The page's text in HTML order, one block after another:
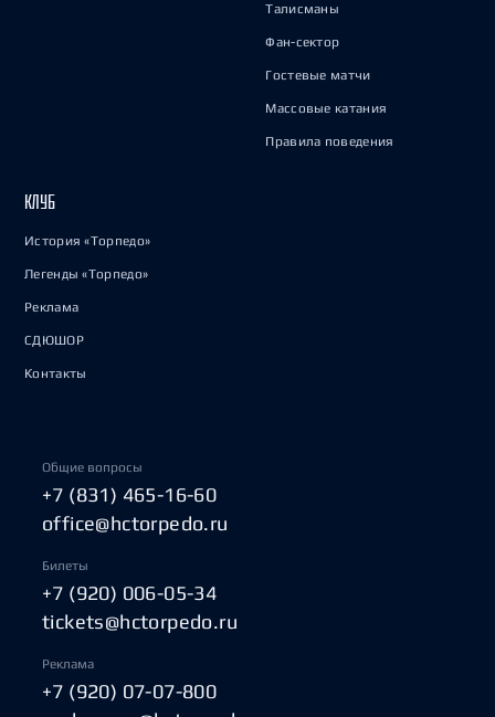
Талисманы
Фан-сектор
Гостевые матчи
Массовые катания
Правила поведения
КЛУБ
История «Торпедо»
Легенды «Торпедо»
Реклама
СДЮШОР
Контакты
Общие вопросы
+7 (831) 465-16-60
office@hctorpedo.ru
Билеты
+7 (920) 006-05-34
tickets@hctorpedo.ru
Реклама
+7 (920) 07-07-800